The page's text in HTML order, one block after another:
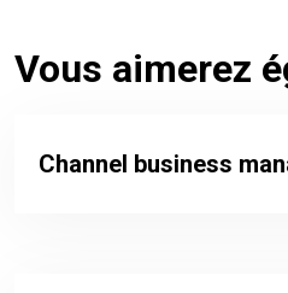
Vous aimerez
Channel business